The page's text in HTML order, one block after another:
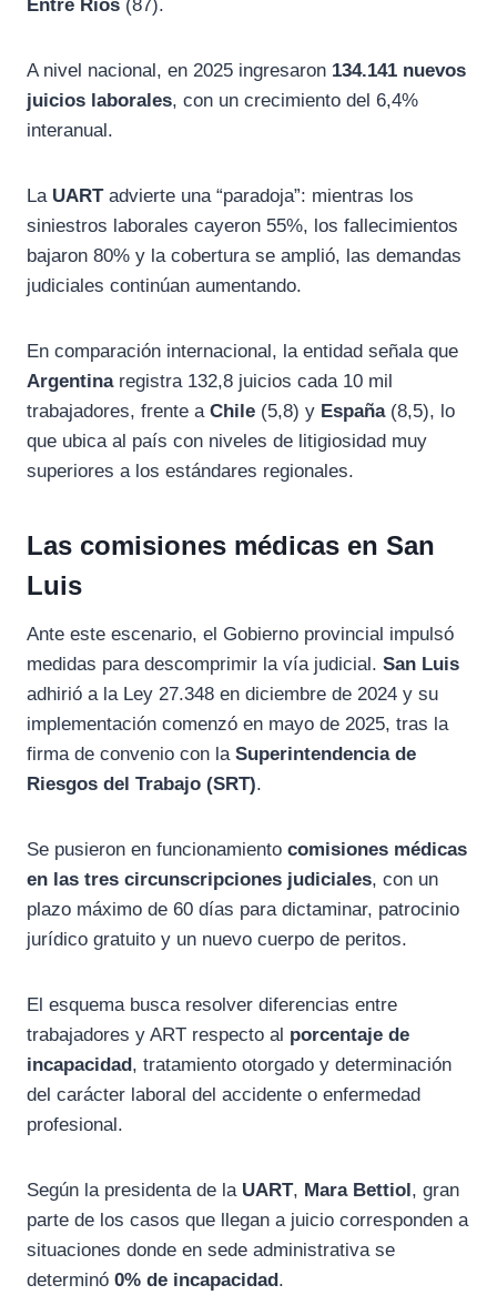
Entre Ríos (87).
A nivel nacional, en 2025 ingresaron 134.141 nuevos
juicios laborales, con un crecimiento del 6,4%
interanual.
La UARTadvierte una “paradoja”: mientras los
siniestros laborales cayeron 55%, los fallecimientos
bajaron 80% y la cobertura se amplió, las demandas
judiciales continúan aumentando.
En comparación internacional, la entidad señala que
Argentinaregistra 132,8 juicios cada 10 mil
trabajadores, frente a Chile (5,8) y España(8,5), lo
que ubica al país con niveles de litigiosidad muy
superiores a los estándares regionales.
Las comisiones médicas en San
Luis
Ante este escenario, el Gobierno provincial impulsó
medidas para descomprimir la vía judicial. San Luis
adhirió a la Ley 27.348 en diciembre de 2024 y su
implementación comenzó en mayo de 2025, tras la
firma de convenio con la Superintendencia de
Riesgos del Trabajo (SRT).
Se pusieron en funcionamiento comisiones médicas
en las tres circunscripciones judiciales, con un
plazo máximo de 60 días para dictaminar, patrocinio
jurídico gratuito y un nuevo cuerpo de peritos.
El esquema busca resolver diferencias entre
trabajadores y ART respecto al porcentaje de
incapacidad, tratamiento otorgado y determinación
del carácter laboral del accidente o enfermedad
profesional.
Según la presidenta de la UART, Mara Bettiol, gran
parte de los casos que llegan a juicio corresponden a
situaciones donde en sede administrativa se
determinó 0% de incapacidad.